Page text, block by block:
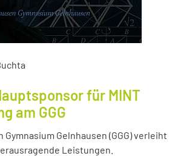
für MINT
am GGG
Gymnasium Gelnhausen (GGG) verleiht
Leistungen.